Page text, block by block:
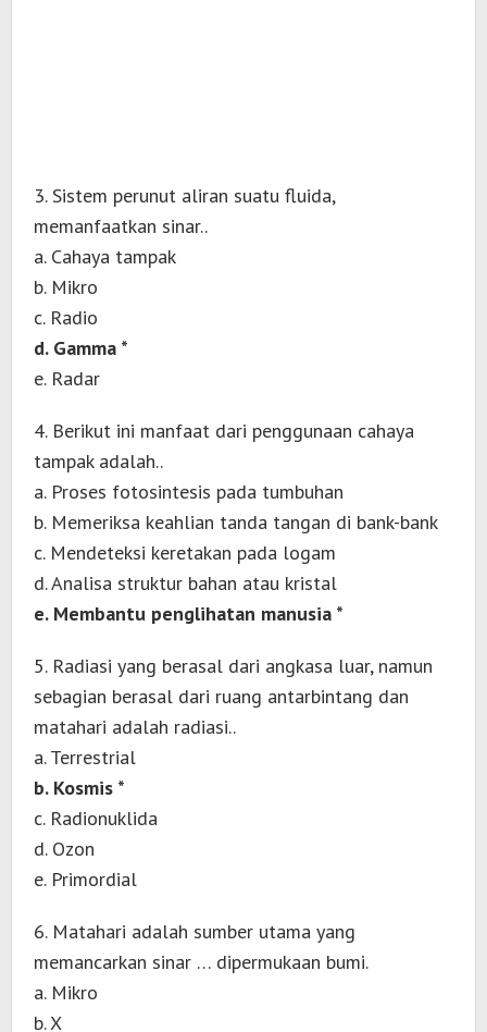
3. Sistem perunut aliran suatu fluida,
memanfaatkan sinar..
a. Cahaya tampak
b. Mikro
c. Radio
d. Gamma *
e. Radar
4. Berikut ini manfaat dari penggunaan cahaya
tampak adalah..
a. Proses fotosintesis pada tumbuhan
b. Memeriksa keahlian tanda tangan di bank-bank
c. Mendeteksi keretakan pada logam
d. Analisa struktur bahan atau kristal
e. Membantu penglihatan manusia *
5. Radiasi yang berasal dari angkasa luar, namun
sebagian berasal dari ruang antarbintang dan
matahari adalah radiasi..
a. Terrestrial
b. Kosmis *
c. Radionuklida
d. Ozon
e. Primordial
6. Matahari adalah sumber utama yang
memancarkan sinar … dipermukaan bumi.
a. Mikro
b. X